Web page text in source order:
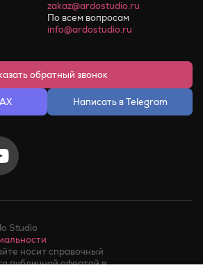
zakaz@ardostudio.ru
По всем вопросам
info@ardostudio.ru
обратный звонок
Написать в Telegram
Studio
носит справочный
публичной офертой в